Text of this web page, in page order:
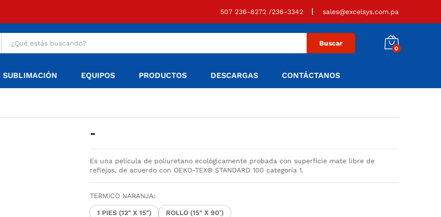
507 236-8272 /236-3342 sales@excelsys.com.pa
Buscar
0
SUBLIMACIÓN EQUIPOS PRODUCTOS DESCARGAS CONTÁCTANOS
-
precios:
desde
$2.85
hasta
$197.95
Es una película de poliuretano ecológicamente probada con superficie mate libre de
reflejos, de acuerdo con OEKO-TEX® STANDARD 100 categoría 1.
TERMICO NARANJA:
1 PIES (12" X 15") ROLLO (15" X 90’)